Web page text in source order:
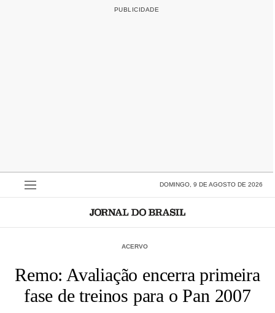
DOMINGO, 9 DE AGOSTO DE 2026
ACERVO
Remo: Avaliação encerra primeira
fase de treinos para o Pan 2007